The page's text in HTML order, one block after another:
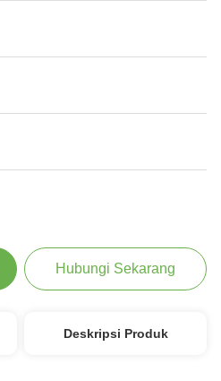
Hubungi Sekarang
Deskripsi Produk